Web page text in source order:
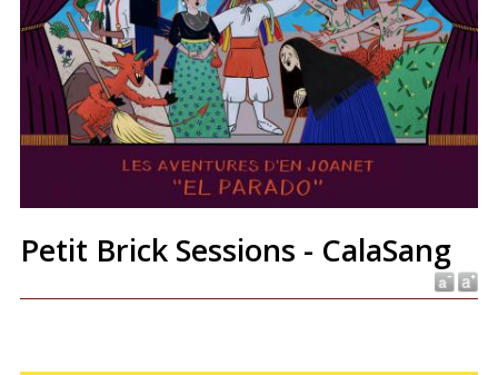
Petit Brick Sessions - CalaSang